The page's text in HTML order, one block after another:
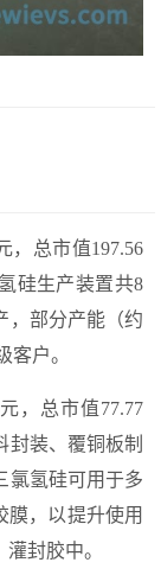
，总市值197.56
硅生产装置共8
，部分产能（约
客户。
，总市值77.77
封装、覆铜板制
氯氢硅可用于多
膜，以提升使用
封胶中。